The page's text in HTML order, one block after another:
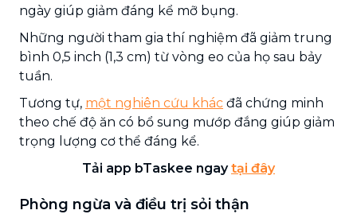
ngày giúp giảm đáng kể mỡ bụng.
Những người tham gia thí nghiệm đã giảm trung
bình 0,5 inch (1,3 cm) từ vòng eo của họ sau bảy
tuần.
Tương tự, một nghiên cứu khác đã chứng minh
theo chế độ ăn có bổ sung mướp đắng giúp giảm
trọng lượng cơ thể đáng kể.
Tải app bTaskee ngaytại đây
Phòng ngừa và điều trị sỏi thận